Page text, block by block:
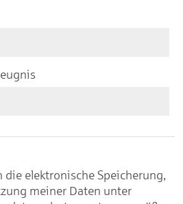
die elektronische Speicherung,
meiner Daten unter